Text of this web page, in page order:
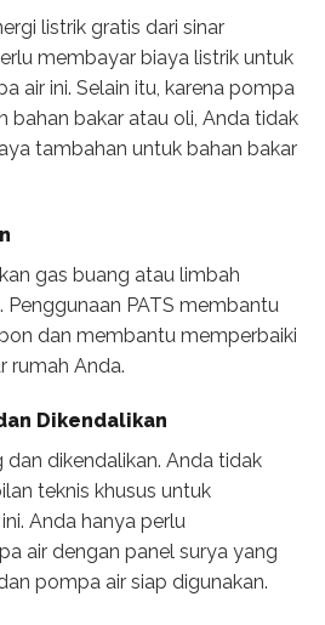
listrik gratis dari sinar
membayar biaya listrik untuk
air ini. Selain itu, karena pompa
bahan bakar atau oli, Anda tidak
tambahan untuk bahan bakar
gas buang atau limbah
Penggunaan PATS membantu
dan membantu memperbaiki
rumah Anda.
Dikendalikan
dan dikendalikan. Anda tidak
teknis khusus untuk
Anda hanya perlu
air dengan panel surya yang
pompa air siap digunakan.